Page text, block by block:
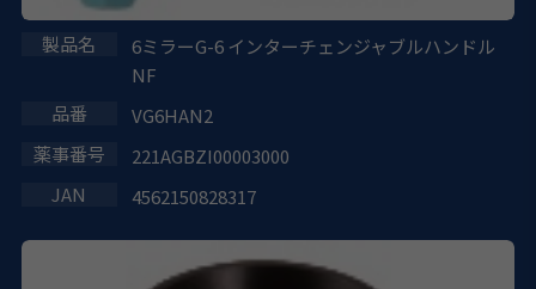
6ミラーG-6 インターチェンジャブルハンドル
NF
VG6HAN2
221AGBZI00003000
4562150828317